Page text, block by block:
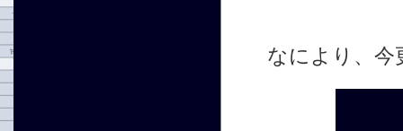
なにより、今